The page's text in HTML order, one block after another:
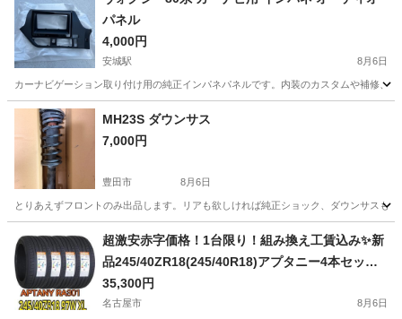
パネル
4,000円
安城駅 8月6日
カーナビゲーション取り付け用の純正インパネパネルです。内装のカスタムや補修、
愛知 安城市 内装、インテリア
MH23S ダウンサス
7,000円
豊田市 8月6日
とりあえずフロントのみ出品します。リアも欲しければ純正ショック、ダウンサスも
愛知 豊田市 パーツ ダウンサス
超激安赤字価格！1台限り！組み換え工賃込み✨新
品245/40ZR18(245/40R18)アプタニー4本セッ
ト！
35,300円
名古屋市 8月6日